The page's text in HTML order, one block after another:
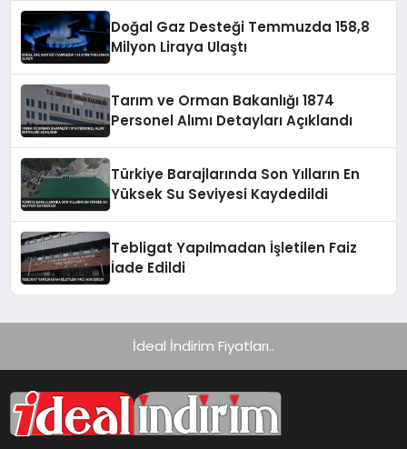
Doğal Gaz Desteği Temmuzda 158,8
Milyon Liraya Ulaştı
Tarım ve Orman Bakanlığı 1874
Personel Alımı Detayları Açıklandı
Türkiye Barajlarında Son Yılların En
Yüksek Su Seviyesi Kaydedildi
Tebligat Yapılmadan İşletilen Faiz
İade Edildi
İdeal İndirim Fiyatları..